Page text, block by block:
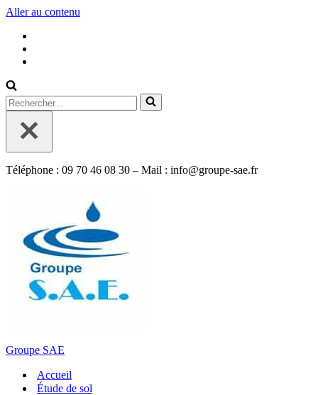
Aller au contenu
Rechercher...
Téléphone : 09 70 46 08 30 – Mail : info@groupe-sae.fr
Groupe SAE
Accueil
Étude de sol